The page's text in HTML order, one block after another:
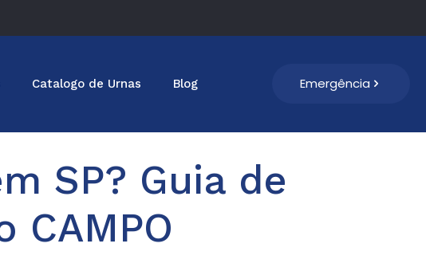
Catalogo de Urnas Blog Emergência
SP? Guia de
CAMPO